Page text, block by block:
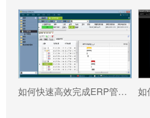
如何快速高效完成ERP管理系统配置?